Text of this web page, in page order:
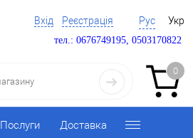
Вхід Реєстрація Рус Укр
тел.: 0676749195, 0503170822
0
Послуги Доставка